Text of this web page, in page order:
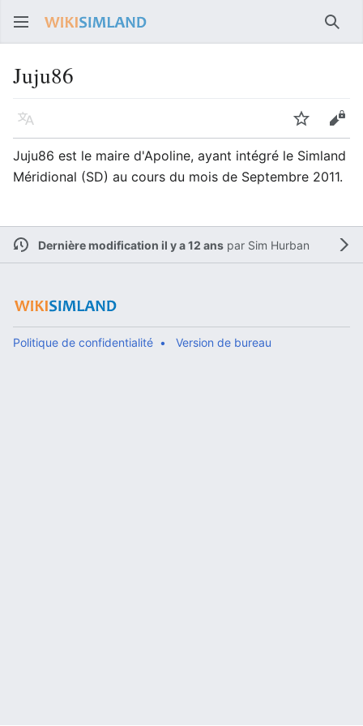
Juju86
Langue Suivre
Juju86 est le maire d'Apoline, ayant intégré le Simland
Méridional (SD) au cours du mois de Septembre 2011.
Dernière modification il y a 12 anspar Sim Hurban
Politique de confidentialité Version de bureau